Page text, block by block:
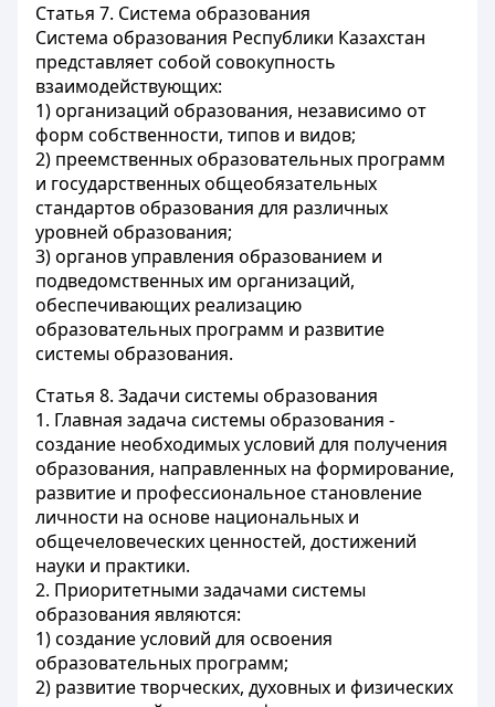
Статья 7. Система образования
Система образования Республики Казахстан
представляет собой совокупность
взаимодействующих:
1) организаций образования, независимо от
форм собственности, типов и видов;
2) преемственных образовательных программ
и государственных общеобязательных
стандартов образования для различных
уровней образования;
3) органов управления образованием и
подведомственных им организаций,
обеспечивающих реализацию
образовательных программ и развитие
системы образования.
Статья 8. Задачи системы образования
1. Главная задача системы образования -
создание необходимых условий для получения
образования, направленных на формирование,
развитие и профессиональное становление
личности на основе национальных и
общечеловеческих ценностей, достижений
науки и практики.
2. Приоритетными задачами системы
образования являются:
1) создание условий для освоения
образовательных программ;
2) развитие творческих, духовных и физических